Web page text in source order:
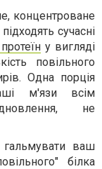
концентроване
сучасні
у вигляді
повільного
Одна порція
м'язи всім
не
гальмувати ваш
білка